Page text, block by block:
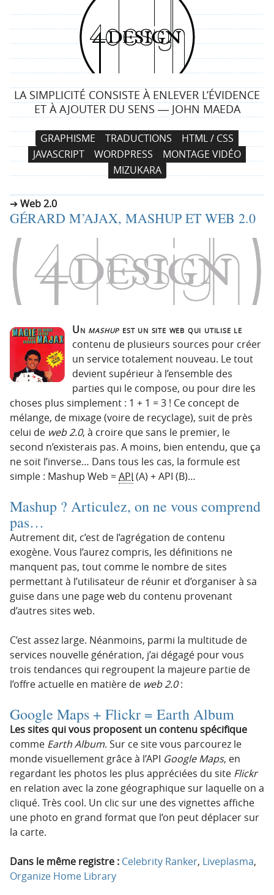
4
d
e
s
i
g
LA SIMPLICITÉ CONSISTE À ENLEVER L’ÉVIDENCE
ET À AJOUTER DU SENS ― JOHN MAEDA
a
t
o
p
n
c
i
p
l
e
a
u
o
u
GRAPHISME TRADUCTIONS
HTML / CSS
JAVASCRIPT
WORDPRESS
MONTAGE VIDÉO
MIZUKARA
Web 2.0
GÉRARD M’AJAX, MASHUP ET WEB 2.0
Un mashup est un site web qui utilise le
contenu de plusieurs sources pour créer
un service totalement nouveau. Le tout
devient supérieur à l’ensemble des
parties qui le compose, ou pour dire les
choses plus simplement : 1 + 1 = 3 ! Ce concept de
mélange, de mixage (voire de recyclage), suit de près
celui de web 2.0, à croire que sans le premier, le
second n’existerais pas. A moins, bien entendu, que ça
ne soit l’inverse… Dans tous les cas, la formule est
simple : Mashup Web =API (A) + API (B)…
Mashup ? Articulez, on ne vous comprend
pas…
Autrement dit, c’est de l’agrégation de contenu
exogène. Vous l’aurez compris, les définitions ne
manquent pas, tout comme le nombre de sites
permettant à l’utilisateur de réunir et d’organiser à sa
guise dans une page web du contenu provenant
d’autres sites web.
C’est assez large. Néanmoins, parmi la multitude de
services nouvelle génération, j’ai dégagé pour vous
trois tendances qui regroupent la majeure partie de
l’offre actuelle en matière de web 2.0:
Google Maps + Flickr = Earth Album
Les sites qui vous proposent un contenu spécifique
comme Earth Album. Sur ce site vous parcourez le
monde visuellement grâce à l’API Google Maps, en
regardant les photos les plus appréciées du site Flickr
en relation avec la zone géographique sur laquelle on a
cliqué. Très cool. Un clic sur une des vignettes affiche
une photo en grand format que l’on peut déplacer sur
la carte.
Dans le même registre : Celebrity Ranker, Liveplasma,
Organize Home Library